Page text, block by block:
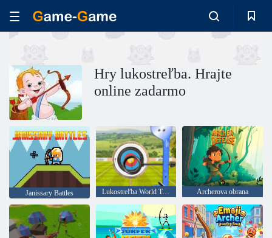
Hry lukostreľba. Hrajte
online zadarmo
Janissary Battles Lukostreľba World Tour - luk a šíp strieľať Archerova obrana